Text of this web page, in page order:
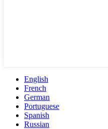
English
French
German
Portuguese
Spanish
Russian